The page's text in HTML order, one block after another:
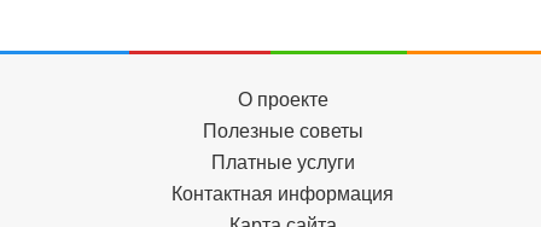
О проекте
Полезные советы
Платные услуги
Контактная информация